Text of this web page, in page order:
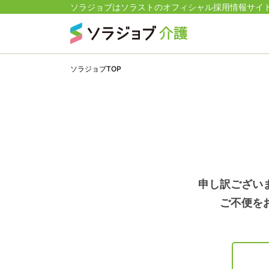
ソラジョブはソラストのオフィシャル採用情報サイ
ソラジョブTOP
申し訳ござい
ご不便を